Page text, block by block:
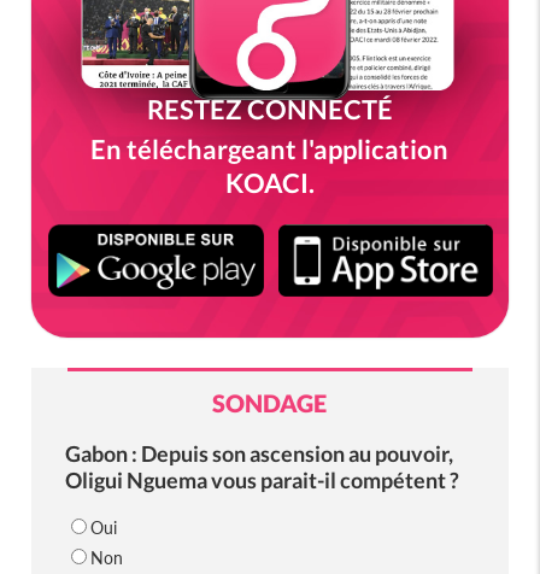
RESTEZ CONNECTÉ
En téléchargeant l'application
KOACI.
SONDAGE
Gabon : Depuis son ascension au pouvoir,
Oligui Nguema vous parait-il compétent ?
Oui
Non